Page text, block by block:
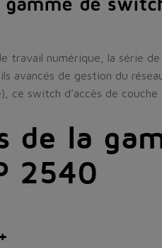
travail numérique, la série
avancés de gestion du
ce switch d’accès de
de la
2540